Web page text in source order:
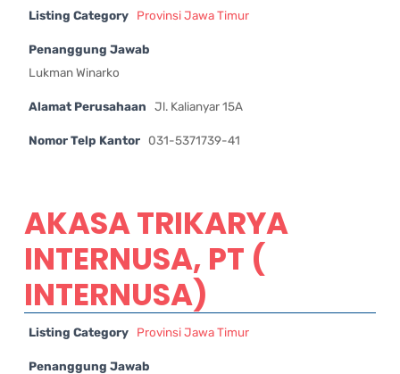
Listing Category Provinsi Jawa Timur
Penanggung Jawab
Lukman Winarko
Alamat Perusahaan Jl. Kalianyar 15A
Nomor Telp Kantor 031-5371739-41
AKASA TRIKARYA
INTERNUSA, PT (
INTERNUSA)
Listing Category Provinsi Jawa Timur
Penanggung Jawab